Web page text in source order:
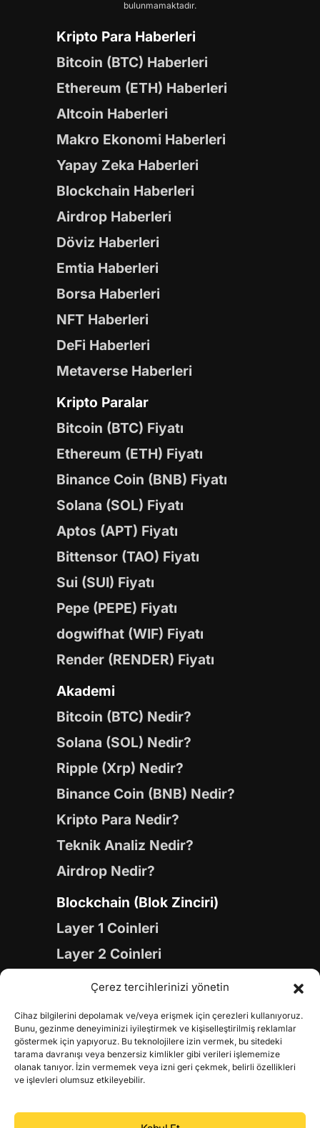
Çerez tercihlerinizi yönetin
Cihaz bilgilerini depolamak ve/veya erişmek için çerezleri kullanıyoruz.
Bunu, gezinme deneyiminizi iyileştirmek ve kişiselleştirilmiş reklamlar
göstermek için yapıyoruz. Bu teknolojilere izin vermek, bu sitedeki
tarama davranışı veya benzersiz kimlikler gibi verileri işlememize
olanak tanıyor. İzin vermemek veya izni geri çekmek, belirli özellikleri
ve işlevleri olumsuz etkileyebilir.
bulunmamaktadır.
Kripto Para Haberleri
Bitcoin (BTC) Haberleri
Ethereum (ETH) Haberleri
Altcoin Haberleri
Makro Ekonomi Haberleri
Yapay Zeka Haberleri
Blockchain Haberleri
Airdrop Haberleri
Döviz Haberleri
Emtia Haberleri
Borsa Haberleri
NFT Haberleri
DeFi Haberleri
Metaverse Haberleri
Kripto Paralar
Bitcoin (BTC) Fiyatı
Ethereum (ETH) Fiyatı
Binance Coin (BNB) Fiyatı
Solana (SOL) Fiyatı
Aptos (APT) Fiyatı
Bittensor (TAO) Fiyatı
Sui (SUI) Fiyatı
Pepe (PEPE) Fiyatı
dogwifhat (WIF) Fiyatı
Render (RENDER) Fiyatı
Akademi
Bitcoin (BTC) Nedir?
Solana (SOL) Nedir?
Ripple (Xrp) Nedir?
Binance Coin (BNB) Nedir?
Kripto Para Nedir?
Teknik Analiz Nedir?
Airdrop Nedir?
Blockchain (Blok Zinciri)
Layer 1 Coinleri
Layer 2 Coinleri
Yapay Zeka (AI) Coinleri
Gaming Coinleri
RWA Coinleri
DeFi Coinleri
DePIN Coinleri